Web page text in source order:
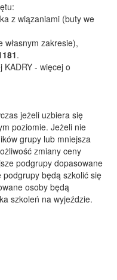
z wiązaniami (buty we
zakresie),
.
- więcej o
jeżeli uzbiera się
poziomie. Jeżeli nie
grupy lub mniejsza
zmiany ceny
podgrupy dopasowane
będą szkolić się
osoby będą
szkoleń na wyjeździe.